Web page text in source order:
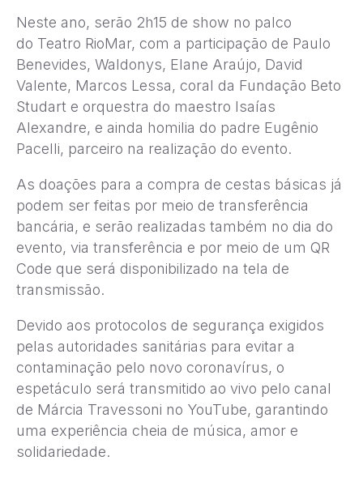
Neste ano, serão 2h15 de show no palco
do Teatro RioMar, com a participação de Paulo
Benevides, Waldonys, Elane Araújo, David
Valente, Marcos Lessa, coral da Fundação Beto
Studart e orquestra do maestro Isaías
Alexandre, e ainda homilia do padre Eugênio
Pacelli, parceiro na realização do evento.
As doações para a compra de cestas básicas já
podem ser feitas por meio de transferência
bancária, e serão realizadas também no dia do
evento, via transferência e por meio de um QR
Code que será disponibilizado na tela de
transmissão.
Devido aos protocolos de segurança exigidos
pelas autoridades sanitárias para evitar a
contaminação pelo novo coronavírus, o
espetáculo será transmitido ao vivo pelo canal
de Márcia Travessoni no YouTube, garantindo
uma experiência cheia de música, amor e
solidariedade.